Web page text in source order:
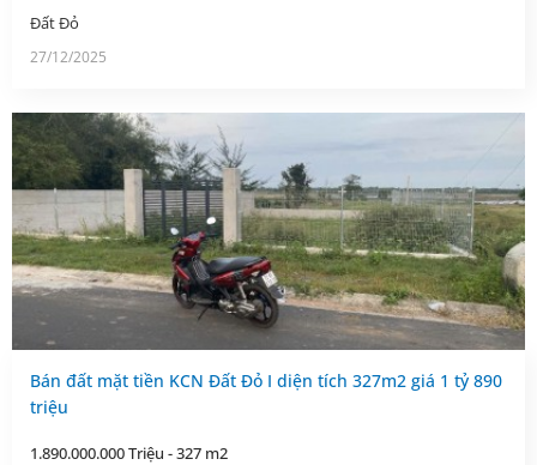
Đất Đỏ
27/12/2025
Bán đất mặt tiền KCN Đất Đỏ I diện tích 327m2 giá 1 tỷ 890
triệu
1.890.000.000 Triệu - 327 m2